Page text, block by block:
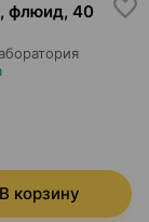
флюид, 40
В корзину